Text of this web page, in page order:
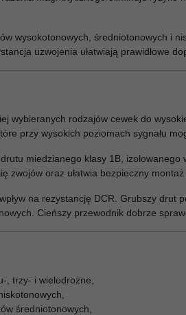
wysokotonowych, średniotonowych i
uzwojenia ułatwiają prawidłowe
wybieranych rodzajów cewek do
przy wysokich poziomach sygnału
miedzianego klasy 1B,
zwojów oraz ułatwia bezpieczny montaż
na rezystancję DCR. Grubszy drut
Cieńszy przewodnik dobrze
, trzy- i wielodrożne,
średniotonowych,